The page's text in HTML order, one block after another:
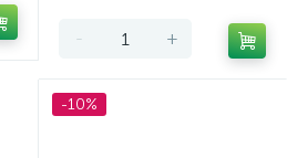
- +
-10%